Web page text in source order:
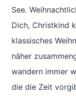
See.
Dich, Christkind
klassisches
näher
wandern immer
die die Zeit